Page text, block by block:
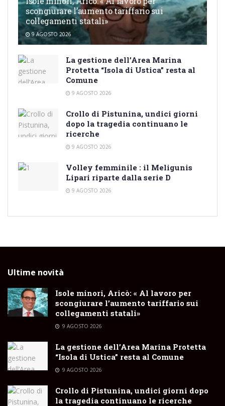
scongiurare l’aumento tariffario sui
collegamenti statali»
9 AGOSTO 2026
La gestione dell’Area Marina
Protetta “Isola di Ustica” resta al
Comune
9 AGOSTO 2026
Crollo di Pistunina, undici giorni
dopo la tragedia continuano le
ricerche
9 AGOSTO 2026
Volley femminile : il Meligunis
Lipari riparte dalla serie D
9 AGOSTO 2026
Ultime novità
Isole minori, Aricò: « Al lavoro per
scongiurare l’aumento tariffario sui
collegamenti statali»
9 AGOSTO 2026
La gestione dell’Area Marina Protetta
“Isola di Ustica” resta al Comune
9 AGOSTO 2026
Crollo di Pistunina, undici giorni dopo
la tragedia continuano le ricerche